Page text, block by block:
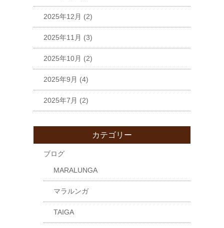
2025年12月 (2)
2025年11月 (3)
2025年10月 (2)
2025年9月 (4)
2025年7月 (2)
カテゴリー
ブログ
MARALUNGA
マラルンガ
TAIGA